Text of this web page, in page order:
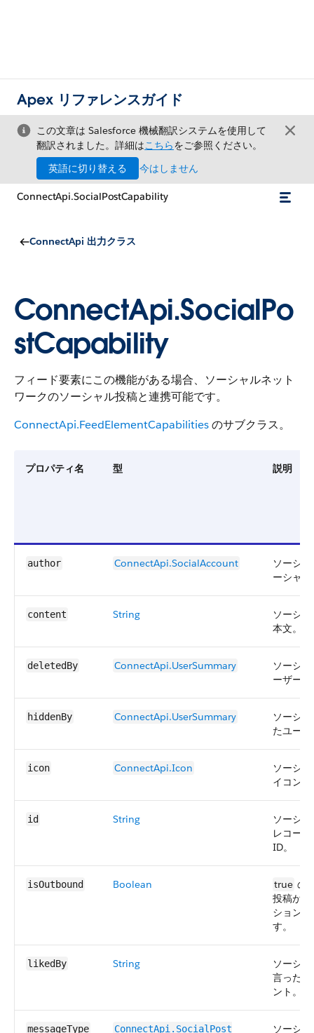
Apex リファレンスガイド
この文章は Salesforce 機械翻訳システムを使用して
翻訳されました。詳細はこちらをご参照ください。
英語に切り替える
今はしません
ConnectApi.SocialPostCapability
ConnectApi 出力クラス
ConnectApi.SocialPo
stCapability
フィード要素にこの機能がある場合、ソーシャルネット
ワークのソーシャル投稿と連携可能です。
ConnectApi.FeedElementCapabilitiesのサブクラス。
プロパティ名 型 説明
author ConnectApi.SocialAccount
ソーシ
ーシャ
content String
ソーシ
本文。
deletedBy ConnectApi.UserSummary
ソーシ
ーザー。
hiddenBy ConnectApi.UserSummary
ソーシ
たユー
icon ConnectApi.Icon
ソーシ
イコン。
id String
ソーシ
レコー
ID。
isOutbound Boolean true の
投稿が
ション
す。
likedBy String
ソーシ
言った
ント。
messageType
ConnectApi.​SocialPost​
ソーシ